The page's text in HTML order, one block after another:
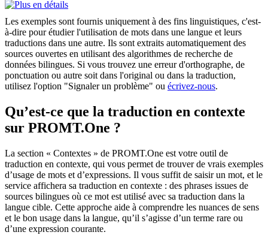
Les exemples sont fournis uniquement à des fins linguistiques, c'est-
à-dire pour étudier l'utilisation de mots dans une langue et leurs
traductions dans une autre. Ils sont extraits automatiquement des
sources ouvertes en utilisant des algorithmes de recherche de
données bilingues. Si vous trouvez une erreur d'orthographe, de
ponctuation ou autre soit dans l'original ou dans la traduction,
utilisez l'option "Signaler un problème" ou écrivez-nous.
Qu’est-ce que la traduction en contexte
sur PROMT.One ?
La section « Contextes » de PROMT.One est votre outil de
traduction en contexte, qui vous permet de trouver de vrais exemples
d’usage de mots et d’expressions. Il vous suffit de saisir un mot, et le
service affichera sa traduction en contexte : des phrases issues de
sources bilingues où ce mot est utilisé avec sa traduction dans la
langue cible. Cette approche aide à comprendre les nuances de sens
et le bon usage dans la langue, qu’il s’agisse d’un terme rare ou
d’une expression courante.